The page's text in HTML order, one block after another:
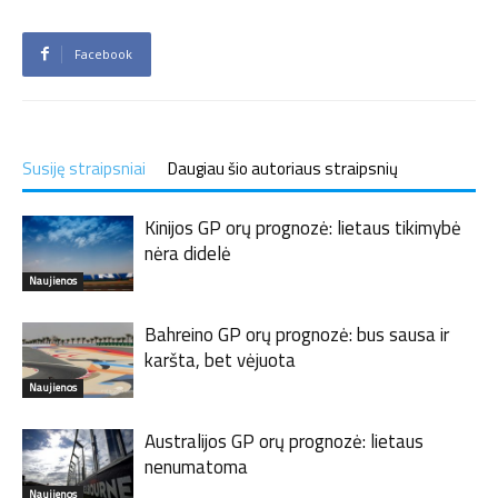
Facebook
Susiję straipsniai Daugiau šio autoriaus straipsnių
Naujienos
Kinijos GP orų prognozė: lietaus tikimybė
nėra didelė
Naujienos
Bahreino GP orų prognozė: bus sausa ir
karšta, bet vėjuota
Naujienos
Australijos GP orų prognozė: lietaus
nenumatoma